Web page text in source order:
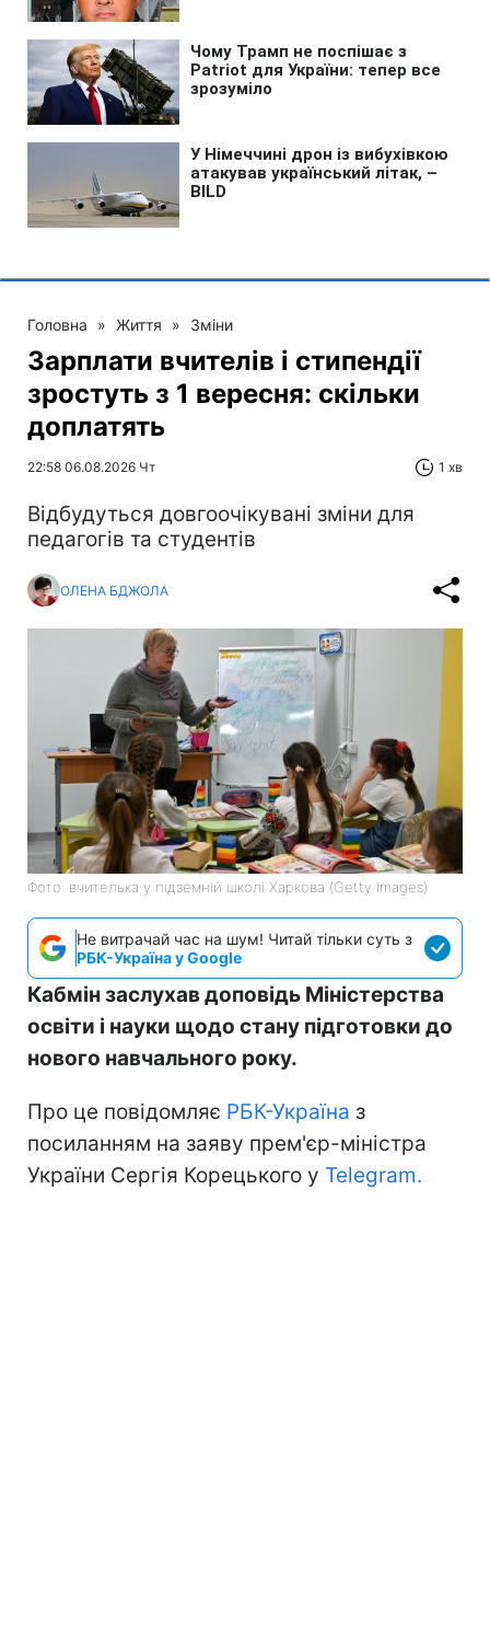
Головна » Життя » Зміни
Зарплати вчителів і стипендії
зростуть з 1 вересня: скільки
доплатять
22:58 06.08.2026 Чт 1 хв
Відбудуться довгоочікувані зміни для
педагогів та студентів
ОЛЕНА БДЖОЛА
Фото: вчителька у підземній школі Харкова (Getty Images)
Не витрачай час на шум! Читай тільки суть з
РБК-Україна у Google
Кабмін заслухав доповідь Міністерства
освіти і науки щодо стану підготовки до
нового навчального року.
Про це повідомляє РБК-Україна з
посиланням на заяву прем'єр-міністра
України Сергія Корецького у Telegram.